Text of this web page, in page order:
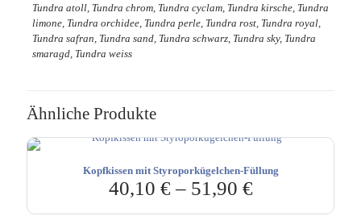
Tundra atoll, Tundra chrom, Tundra cyclam, Tundra kirsche, Tundra
limone, Tundra orchidee, Tundra perle, Tundra rost, Tundra royal,
Tundra safran, Tundra sand, Tundra schwarz, Tundra sky, Tundra
smaragd, Tundra weiss
Ähnliche Produkte
Kopfkissen mit Styroporkügelchen-Füllung
40,10 €– 51,90 €